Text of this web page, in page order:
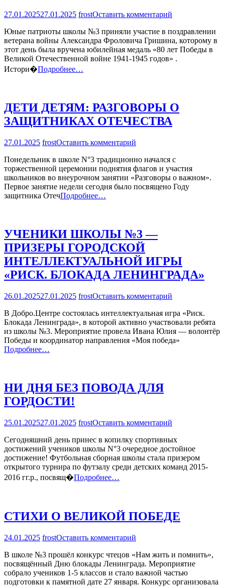
27.01.202527.01.2025 frostОставить комментарий
ШКОЛЬНИКИ
ПОЗДРАВИЛИ
ВЕТЕРАНА
ВЕЛИКОЙ
Юные патриоты школы №3 приняли участие в поздравлении
ветерана войны Александра Фроловича Гришина, которому в
этот день была вручена юбилейная медаль «80 лет Победы в
Великой Отечественной войне 1941-1945 годов» .
Истори�Подробнее…
ДЕТИ ДЕТЯМ: РАЗГОВОРЫ О
ЗАЩИТНИКАХ ОТЕЧЕСТВА
27.01.2025 frostОставить комментарий
ДЕТЯМ:
РАЗГОВОРЫ
О
ЗАЩИТНИКАХ
Понедельник в школе N°3 традиционно начался с
торжественной церемонии поднятия флагов и участия
школьников во внеурочном занятии «Разговоры о важном».
Первое занятие недели сегодня было посвящено Году
защитника ОтечПодробнее…
УЧЕНИКИ ШКОЛЫ №3 —
ПРИЗЕРЫ ГОРОДСКОЙ
ИНТЕЛЛЕКТУАЛЬНОЙ ИГРЫ
«РИСК. БЛОКАДА ЛЕНИНГРАДА»
26.01.202527.01.2025 frostОставить комментарий
ШКОЛЫ
№3
—
ПРИЗЕРЫ
В Добро.Центре состоялась интеллектуальная игра «Риск.
Блокада Ленинграда», в которой активно участвовали ребята
из школы №3. Мероприятие провела Ивана Юлия — волонтёр
Победы и координатор направления «Моя победа»
Подробнее…
НИ ДНЯ БЕЗ ПОВОДА ДЛЯ
ГОРДОСТИ!
25.01.202527.01.2025 frostОставить комментарий
ДНЯ
БЕЗ
ПОВОДА
ДЛЯ
Сегодняшний день принес в копилку спортивных
достижений учеников школы N°3 очередное достойное
достижение! Футбольная сборная школы стала призером
открытого турнира по футзалу среди детских команд 2015-
2016 гг.р., посвящ�Подробнее…
СТИХИ О ВЕЛИКОЙ ПОБЕДЕ
24.01.2025 frostОставить комментарий
О
ВЕЛИКОЙ
ПОБЕДЕ
В школе №3 прошёл конкурс чтецов «Нам жить и помнить»,
посвящённый Дню блокады Ленинграда. Мероприятие
собрало учеников 1-5 классов и стало важной частью
подготовки к памятной дате 27 января. Конкурс организовала